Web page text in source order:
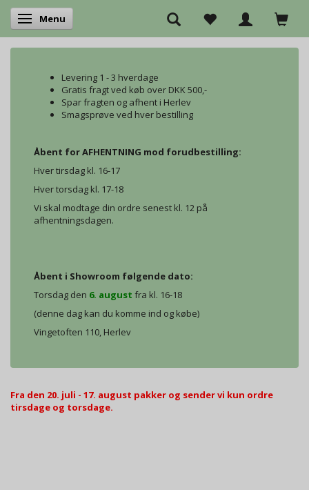
Skifte navigation
Menu
Levering 1 - 3 hverdage
Gratis fragt ved køb over DKK 500,-
Spar fragten og afhent i Herlev
Smagsprøve ved hver bestilling
Åbent for AFHENTNING mod forudbestilling:
Hver tirsdag kl. 16-17
Hver torsdag kl. 17-18
Vi skal modtage din ordre senest kl. 12 på
afhentningsdagen.
Åbent i Showroom følgende dato:
Torsdag den 6. august fra kl. 16-18
(denne dag kan du komme ind og købe)
Vingetoften 110, Herlev
Fra den 20. juli - 17. august pakker og sender vi kun ordre
tirsdage og torsdage.